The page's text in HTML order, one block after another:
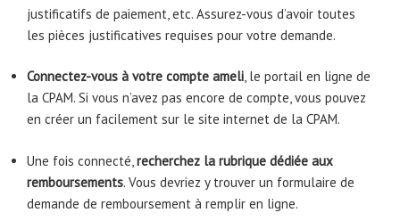
justificatifs de paiement, etc. Assurez-vous d’avoir toutes
les pièces justificatives requises pour votre demande.
Connectez-vous à votre compte ameli, le portail en ligne de
la CPAM. Si vous n’avez pas encore de compte, vous pouvez
en créer un facilement sur le site internet de la CPAM.
Une fois connecté, recherchez la rubrique dédiée aux
remboursements. Vous devriez y trouver un formulaire de
demande de remboursement à remplir en ligne.